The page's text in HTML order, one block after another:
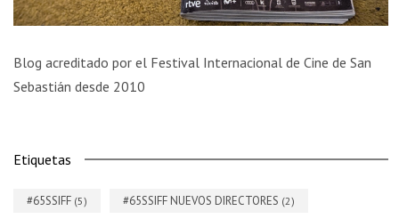
Blog acreditado por el Festival Internacional de Cine de San
Sebastián desde 2010
Etiquetas
#65SSIFF (5) #65SSIFF NUEVOS DIRECTORES (2)